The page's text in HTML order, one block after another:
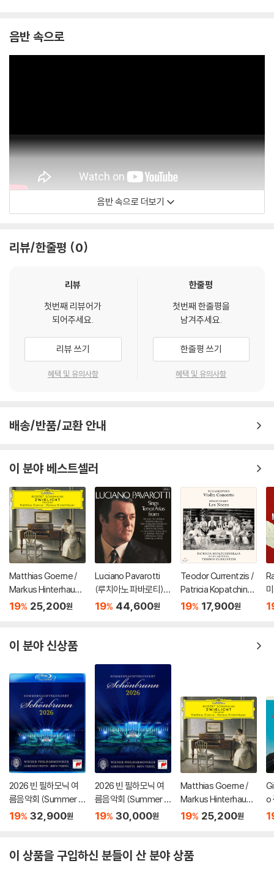
음반 속으로
음반 속으로 더보기
리뷰/한줄평 0
리뷰
첫번째 리뷰어가
되어주세요.
리뷰 쓰기
혜택 및 유의사항
한줄평
첫번째 한줄평을
남겨주세요.
한줄평 쓰기
혜택 및 유의사항
배송/반품/교환 안내
이 분야 베스트셀러
Matthias Goerne /
Markus Hinterhause
r 슈만: 황혼 (가곡집)
19% 25,200원
Luciano Pavarotti
(루치아노 파바로티) -
이탈리아 오페라 리마
19% 44,600원
Teodor Currentzis /
Patricia Kopatchinsk
aja 차이코프스키: 바이
19% 17,900원
이 분야 신상품
2026 빈 필하모닉 여
름음악회 (Summer Ni
ght Concert 2026)
19% 32,900원
2026 빈 필하모닉 여
름음악회 (Summer Ni
ght Concert 2026)
19% 30,000원
Matthias Goerne /
Markus Hinterhause
r 슈만: 황혼 (가곡집)
19% 25,200원
o
이 상품을 구입하신 분들이 산 분야 상품